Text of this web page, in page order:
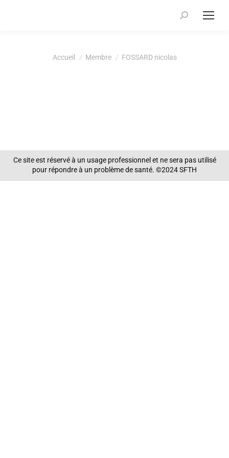
Recherche
Accueil Membre FOSSARD nicolas
Ce site est réservé à un usage professionnel et ne sera pas utilisé
pour répondre à un problème de santé. ©2024 SFTH